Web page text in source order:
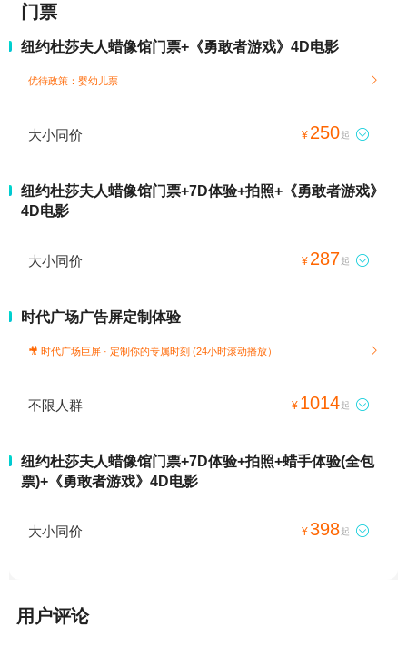
门票
纽约杜莎夫人蜡像馆门票+《勇敢者游戏》4D电影
优待政策：婴幼儿票 
大小同价 ¥ 250起 
纽约杜莎夫人蜡像馆门票+7D体验+拍照+《勇敢者游戏》
4D电影
大小同价 ¥ 287起 
时代广场广告屏定制体验
🎥 时代广场巨屏 · 定制你的专属时刻 (24小时滚动播放） 
不限人群 ¥ 1014起 
纽约杜莎夫人蜡像馆门票+7D体验+拍照+蜡手体验(全包
票)+《勇敢者游戏》4D电影
大小同价 ¥398起 
用户评论